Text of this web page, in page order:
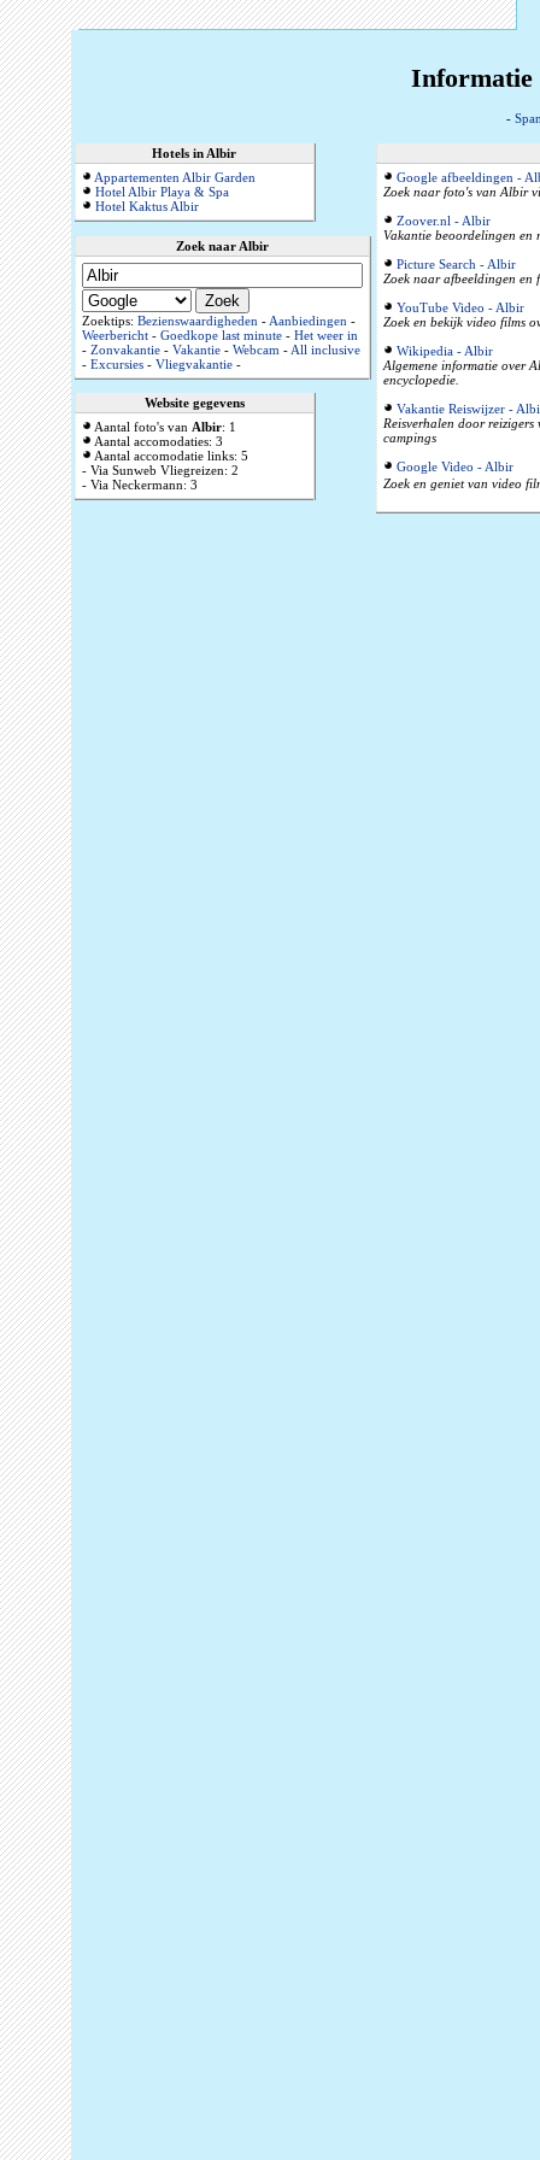
Informatie
-
Hotels in Albir
Appartementen Albir Garden
Hotel Albir Playa & Spa
Hotel Kaktus Albir
Zoek naar Albir
Zoektips: Bezienswaardigheden-Aanbiedingen-
Weerbericht- Goedkope last minute- Het weer in
- Zonvakantie- Vakantie- Webcam-All inclusive
- Excursies- Vliegvakantie-
Website gegevens
Aantal foto's van Albir: 1
Aantal accomodaties: 3
Aantal accomodatie links: 5
- Via Sunweb Vliegreizen: 2
- Via Neckermann: 3
Google afbeeldingen -
Zoek naar foto's van Albir
Zoover.nl - Albir
Vakantie beoordelingen en
Picture Search - Albir
Zoek naar afbeeldingen en
YouTube Video - Albir
Zoek en bekijk video films
Wikipedia - Albir
Algemene informatie over
encyclopedie.
Vakantie Reiswijzer -
Reisverhalen door reizigers
campings
Google Video - Albir
Zoek en geniet van video